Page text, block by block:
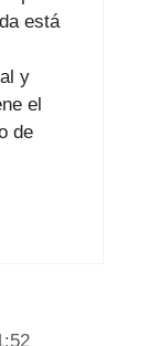
está
y
el
de